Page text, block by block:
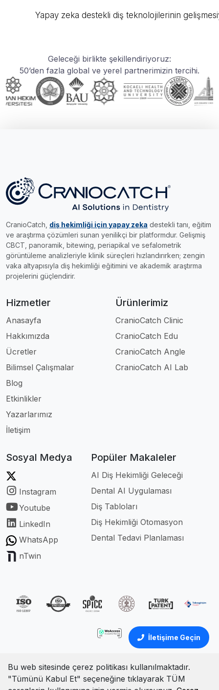
Yapay zeka destekli diş teknolojilerinin
Geleceği birlikte şekillendiriyoruz:
50’den fazla global ve yerel partnerimizin tercihi.
İletişime Geçin
Bu web sitesinde çerez politikası kullanılmaktadır.
"Tümünü Kabul Et" seçeneğine tıklayarak TÜM
CranioCatch, diş hekimliği için yapay zeka destekli tanı, eğitim
ve araştırma çözümleri sunan yenilikçi bir platformdur. Gelişmiş
CBCT, panoramik, bitewing, periapikal ve sefalometrik
görüntüleme analizleriyle klinik süreçleri hızlandırırken; zengin
vaka altyapısıyla diş hekimliği eğitimini ve akademik araştırma
projelerini güçlendirir.
Hizmetler
Anasayfa
Hakkımızda
Ücretler
Bilimsel Çalışmalar
Blog
Etkinlikler
Yazarlarımız
İletişim
Ürünlerimiz
CranioCatch Clinic
CranioCatch Edu
CranioCatch Angle
CranioCatch AI Lab
Sosyal Medya
Instagram
Youtube
LinkedIn
WhatsApp
nTwin
Popüler Makaleler
AI Diş Hekimliği Geleceği
Dental AI Uygulaması
Diş Tabloları
Diş Hekimliği Otomasyon
Dental Tedavi Planlaması